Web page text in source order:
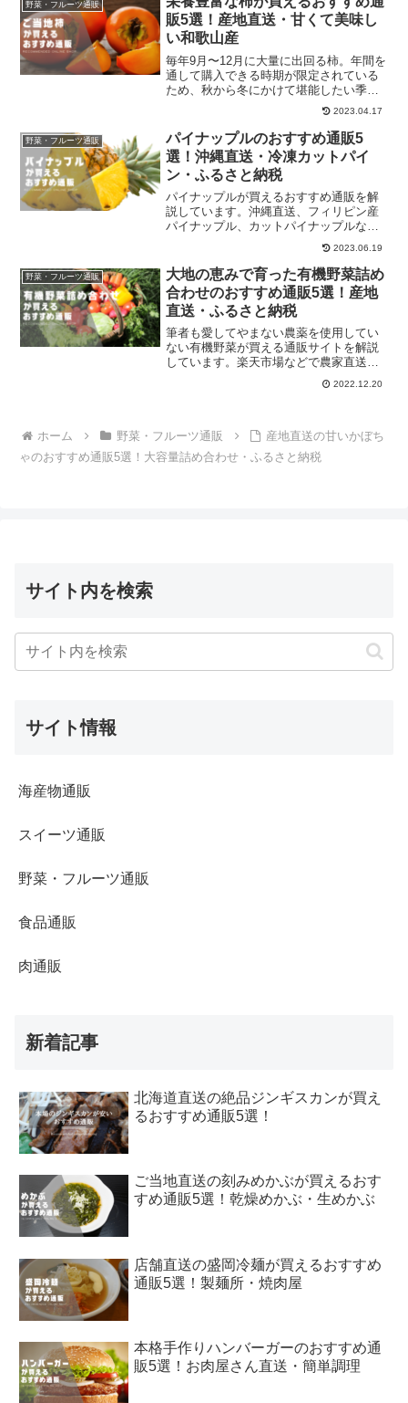
野菜・フルーツ通販
販5選！産地直送・甘くて美味し
い和歌山産
毎年9月〜12月に大量に出回る柿。年間を
通して購入できる時期が限定されている
ため、秋から冬にかけて堪能したい季節
のフルーツとして高い人気を得ていま
す。筆者も柿のシーズンが来たら、1日1
個必ず食べる生活を心がけています。
2023.04.17
野菜・フルーツ通販
パイナップルのおすすめ通販5
選！沖縄直送・冷凍カットパイ
ン・ふるさと納税
パイナップルが買えるおすすめ通販を解
説しています。沖縄直送、フィリピン産
パイナップル、カットパイナップルなど
用途に応じて比較してみてください。
2023.06.19
野菜・フルーツ通販
大地の恵みで育った有機野菜詰め
合わせのおすすめ通販5選！産地
直送・ふるさと納税
筆者も愛してやまない農薬を使用してい
ない有機野菜が買える通販サイトを解説
しています。楽天市場などで農家直送の
季節の野菜の詰め合わせが都度購入でき
2022.12.20
ホーム 野菜・フルーツ通販
産地直送の甘いかぼち
ゃのおすすめ通販5選！大容量詰め合わせ・ふるさと納税
サイト内を検索
サイト情報
海産物通販
スイーツ通販
野菜・フルーツ通販
食品通販
肉通販
新着記事
北海道直送の絶品ジンギスカンが買え
るおすすめ通販5選！
ご当地直送の刻みめかぶが買えるおす
すめ通販5選！乾燥めかぶ・生めかぶ
店舗直送の盛岡冷麺が買えるおすすめ
通販5選！製麺所・焼肉屋
本格手作りハンバーガーのおすすめ通
販5選！お肉屋さん直送・簡単調理